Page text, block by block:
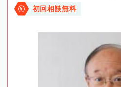
初回相談無料